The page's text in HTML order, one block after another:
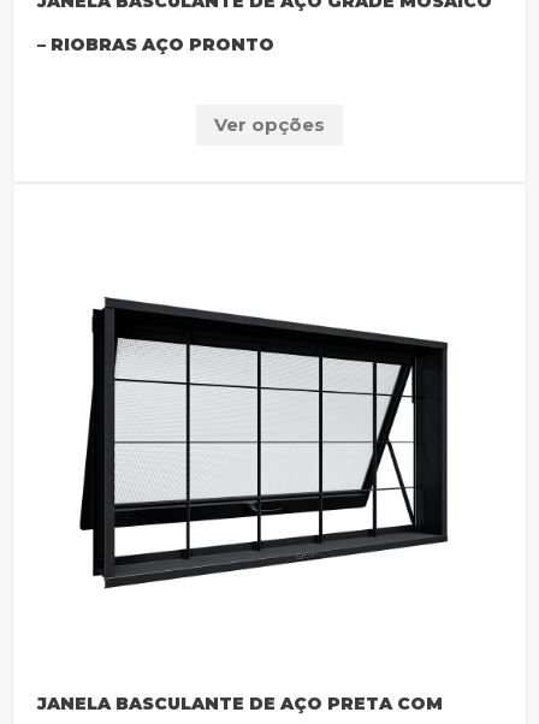
– RIOBRAS AÇO PRONTO
Ver opções
JANELA BASCULANTE DE AÇO PRETA COM